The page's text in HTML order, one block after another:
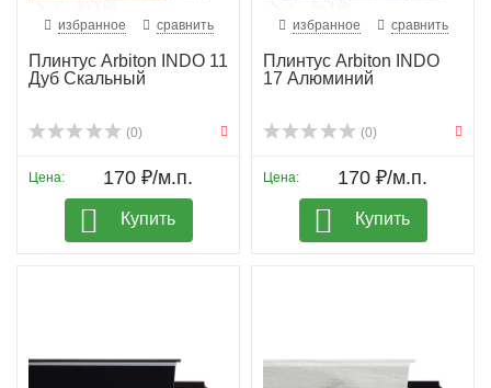
избранное сравнить
Плинтус Arbiton INDO 11
Дуб Скальный
(0)
Цена: 170 ₽/м.п.
Купить
избранное сравнить
Плинтус Arbiton INDO
17 Алюминий
(0)
Цена: 170 ₽/м.п.
Купить